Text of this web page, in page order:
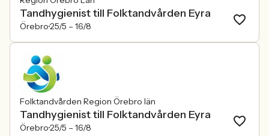
Tandhygienist till Folktandvården Eyra
Örebro25/5 – 16/8
Folktandvården Region Örebro län
Tandhygienist till Folktandvården Eyra
Örebro25/5 – 16/8